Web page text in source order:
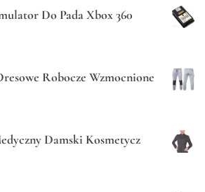
Do Pada Xbox 360
Robocze Wzmocnione
Damski Kosmetycz